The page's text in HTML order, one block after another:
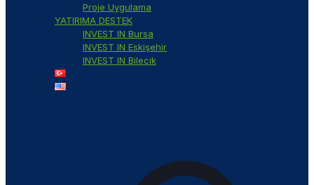
Proje Uygulama
YATIRIMA DESTEK
INVEST IN Bursa
INVEST IN Eskişehir
INVEST IN Bilecik